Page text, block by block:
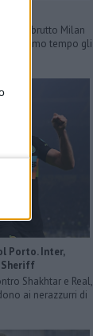
- Un brutto Milan
primo tempo gli
Porto. Inter,
Sheriff
Shakhtar e Real,
ai nerazzurri di